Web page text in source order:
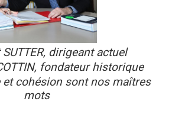
dirigeant actuel
fondateur historique
et cohésion sont nos maîtres
mots